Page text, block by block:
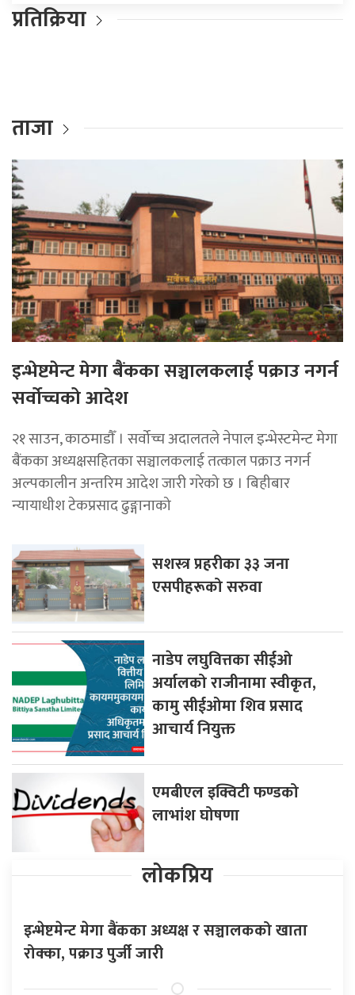
प्रतिक्रिया
ताजा
इन्भेष्टमेन्ट मेगा बैंकका सञ्चालकलाई पक्राउ नगर्न
सर्वोच्चको आदेश
२१ साउन, काठमाडाैँ । सर्वोच्च अदालतले नेपाल इन्भेस्टमेन्ट मेगा
बैंकका अध्यक्षसहितका सञ्चालकलाई तत्काल पक्राउ नगर्न
अल्पकालीन अन्तरिम आदेश जारी गरेको छ । बिहीबार
न्यायाधीश टेकप्रसाद ढुङ्गानाको
सशस्त्र प्रहरीका ३३ जना
एसपीहरूको सरुवा
नाडेप लघुवित्तका सीईओ
अर्यालको राजीनामा स्वीकृत,
कामु सीईओमा शिव प्रसाद
आचार्य नियुक्त
एमबीएल इक्विटी फण्डको
लाभांश घोषणा
लोकप्रिय
इन्भेष्टमेन्ट मेगा बैंकका अध्यक्ष र सञ्चालकको खाता
रोक्का, पक्राउ पुर्जी जारी